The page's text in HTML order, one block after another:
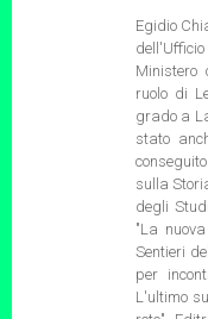
Egidio
Ministero
ruolo di
grado a
stato
sulla
degli
"La
Sentieri
per
L'ultimo